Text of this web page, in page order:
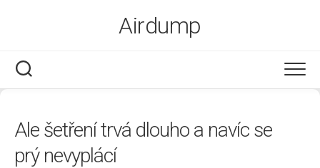
Airdump
Dům a zahrada
Ale šetření trvá dlouho a navíc se
prý nevyplácí